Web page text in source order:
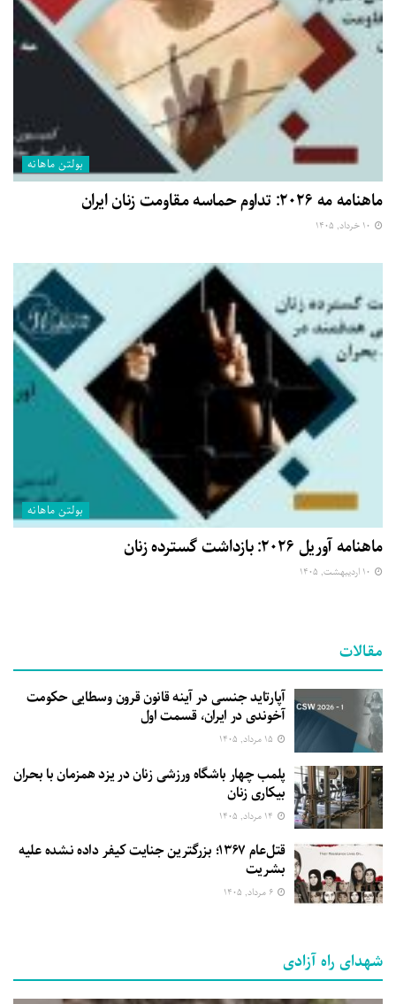
بولتن ماهانه
ماهنامه مه ۲۰۲۶: تداوم حماسه مقاومت زنان ایران
بولتن ماهانه
ماهنامه آوریل ۲۰۲۶: بازداشت گسترده زنان
مقالات
آپارتاید جنسی در آینه قانون قرون وسطایی حکومت
آخوندی در ایران، قسمت اول
پلمب چهار باشگاه ورزشی زنان در یزد همزمان با بحران
بیکاری زنان
قتل‌عام ۱۳۶۷؛ بزرگترین جنایت کیفر داده نشده علیه
بشریت
شهدای راه آزادی